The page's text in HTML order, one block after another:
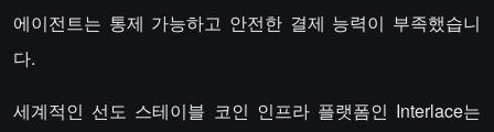
에이전트는 통제 가능하고 안전한 결제 능력이 부족했습니
다.
세계적인 선도 스테이블 코인 인프라 플랫폼인 Interlace는